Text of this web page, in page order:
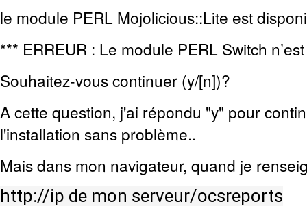
le module PERL Mojolicious::Lite est
*** ERREUR : Le module PERL Switch
Souhaitez-vous continuer (y/[n])?
A cette question, j'ai répondu "y" pour
l'installation sans problème..
Mais dans mon navigateur, quand je
http://ip de mon serveur/ocsreports